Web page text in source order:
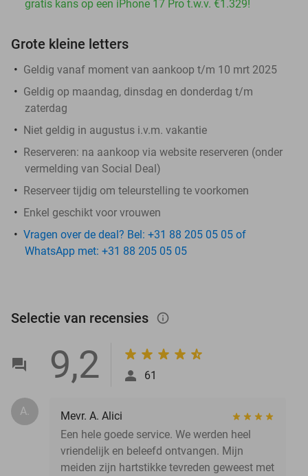
gratis kans op een iPhone 17 Pro t.w.v. €1.329!
Grote kleine letters
Geldig vanaf moment van aankoop t/m 10 mrt 2025
Geldig op maandag, dinsdag en donderdag t/m
zaterdag
Niet geldig in augustus i.v.m. vakantie
Reserveren: na aankoop via website reserveren (onder
vermelding van Social Deal)
Reserveer tijdig om teleurstelling te voorkomen
Enkel geschikt voor vrouwen
Vragen over de deal? Bel: +31 88 205 05 05 of
WhatsApp met: +31 88 205 05 05
Selectie van recensies info_outlined
9,2 61
A.
Mevr. A. Alici
Een hele goede service. We werden heel
vriendelijk en beleefd ontvangen. Mijn
meiden zijn hartstikke tevreden geweest met